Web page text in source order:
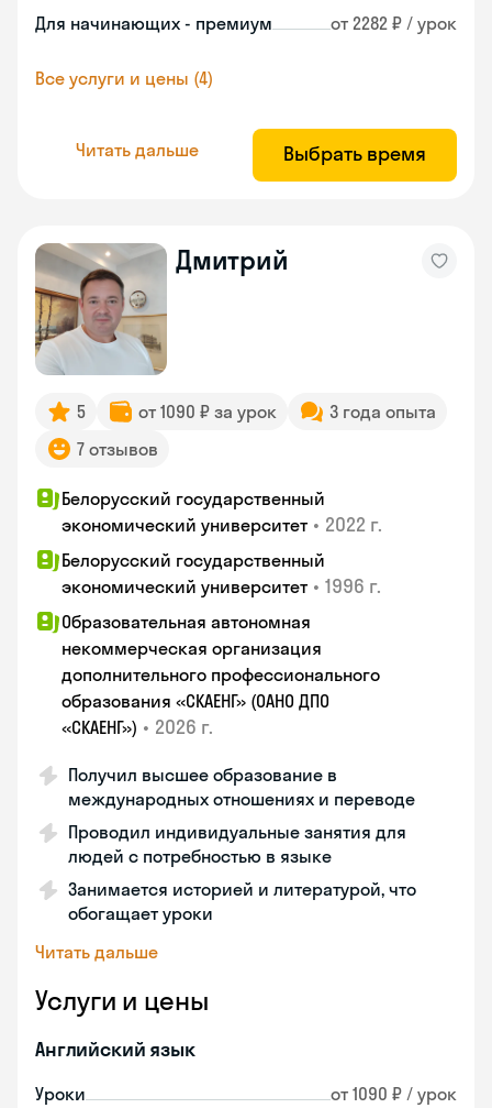
Для начинающих - премиум от 2282 ₽ / урок
Все услуги и цены (4)
Читать дальше Выбрать время
Дмитрий
5 от 1090 ₽ за урок
3 года опыта
7 отзывов
Белорусский государственный
экономический университет • 2022 г.
Белорусский государственный
экономический университет • 1996 г.
Образовательная автономная
некоммерческая организация
дополнительного профессионального
образования «СКАЕНГ» (ОАНО ДПО
«СКАЕНГ») • 2026 г.
Получил высшее образование в
международных отношениях и переводе
Проводил индивидуальные занятия для
людей с потребностью в языке
Занимается историей и литературой, что
обогащает уроки
Читать дальше
Услуги и цены
Английский язык
Уроки от 1090 ₽ / урок